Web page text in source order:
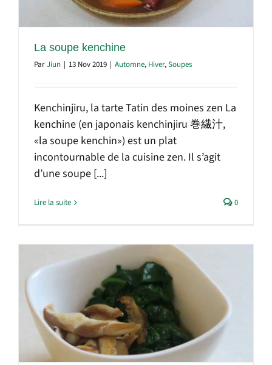
La soupe kenchine
ParJiun | 13 Nov 2019 | Automne, Hiver,Soupes
Kenchinjiru, la tarte Tatin des moines zen La
kenchine (en japonais kenchinjiru 巻繊汁,
«la soupe kenchin») est un plat
incontournable de la cuisine zen. Il s’agit
d’une soupe [...]
Lire la suite 0